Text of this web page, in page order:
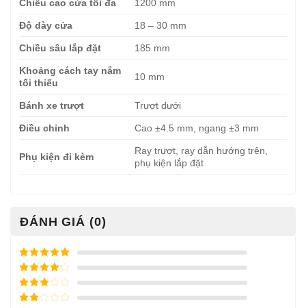
Chiều cao cửa tối đa 1200 mm
Độ dày cửa 18 – 30 mm
Chiều sâu lắp đặt 185 mm
Khoảng cách tay nắm
tối thiểu
10 mm
Bánh xe trượt Trượt dưới
Điều chỉnh Cao ±4.5 mm, ngang ±3 mm
Phụ kiện đi kèm
Ray trượt, ray dẫn hướng trên,
phụ kiện lắp đặt
ĐÁNH GIÁ (0)
Được xếp
hạng
5
sao
Được xếp
hạng
sao
Được
xếp